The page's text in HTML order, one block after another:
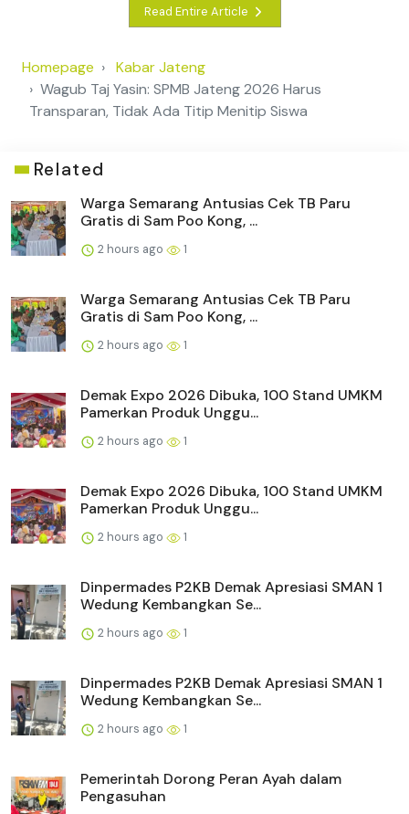
Read Entire Article
Homepage
Kabar Jateng
Wagub Taj Yasin: SPMB Jateng 2026 Harus
Transparan, Tidak Ada Titip Menitip Siswa
Related
Warga Semarang Antusias Cek TB Paru
Gratis di Sam Poo Kong, ...
2 hours ago 1
Warga Semarang Antusias Cek TB Paru
Gratis di Sam Poo Kong, ...
2 hours ago 1
Demak Expo 2026 Dibuka, 100 Stand UMKM
Pamerkan Produk Unggu...
2 hours ago 1
Demak Expo 2026 Dibuka, 100 Stand UMKM
Pamerkan Produk Unggu...
2 hours ago 1
Dinpermades P2KB Demak Apresiasi SMAN 1
Wedung Kembangkan Se...
2 hours ago 1
Dinpermades P2KB Demak Apresiasi SMAN 1
Wedung Kembangkan Se...
2 hours ago 1
Pemerintah Dorong Peran Ayah dalam
Pengasuhan